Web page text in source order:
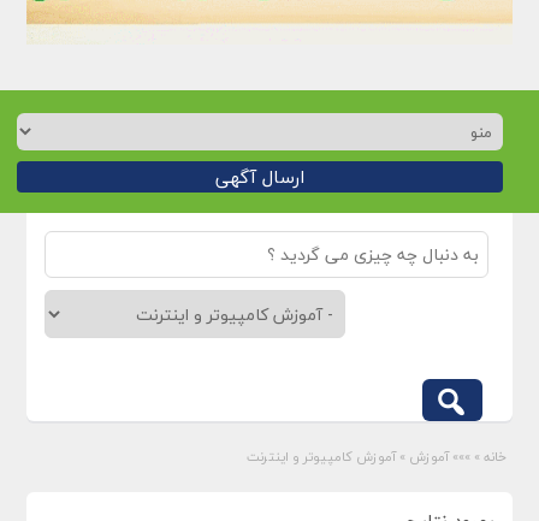
ارسال آگهی
خانه » »»» آموزش » آموزش کامپیوتر و اینترنت